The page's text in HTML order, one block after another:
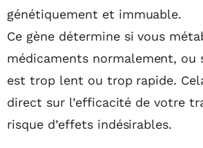
génétiquement et immuable.
Ce gène détermine si vous
médicaments normalement, ou
est trop lent ou trop rapide.
direct sur l’efficacité de votre
risque d’effets indésirables.